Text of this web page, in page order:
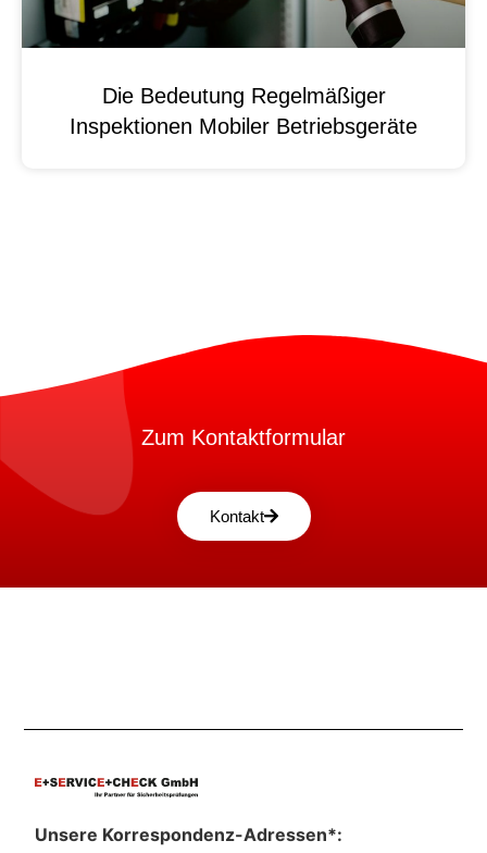
Die Bedeutung Regelmäßiger
Inspektionen Mobiler Betriebsgeräte
Zum Kontaktformular
Kontakt
Unsere Korrespondenz-Adressen*: